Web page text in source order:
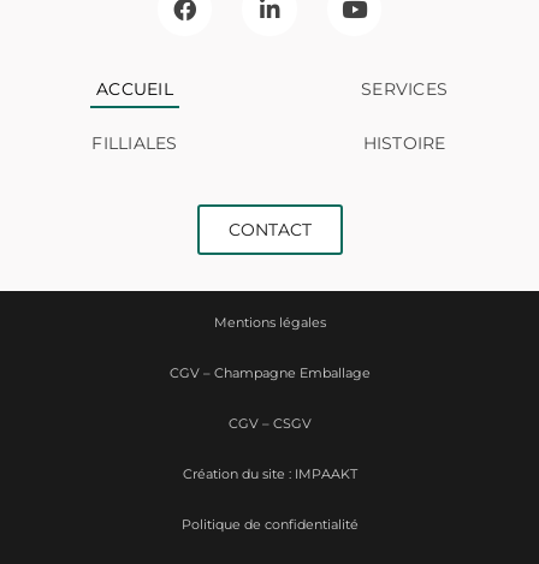
ACCUEIL SERVICES
FILLIALES HISTOIRE
CONTACT
Mentions légales
CGV – Champagne Emballage
CGV – CSGV
Politique de confidentialité
Création du site : IMPAAKT